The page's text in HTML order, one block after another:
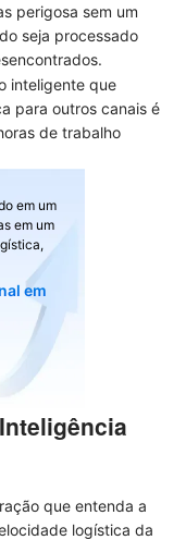
perigosa sem um
seja processado
inteligente que
para outros canais é
de trabalho
em um
em um
em
que entenda a
logística da